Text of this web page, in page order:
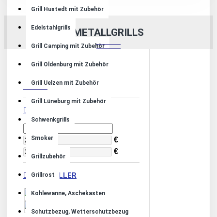
Grill Hustedt mit Zubehör
Edelstahlgrills
Grill Camping mit Zubehör
Grill Oldenburg mit Zubehör
Grill Uelzen mit Zubehör
Grill Lüneburg mit Zubehör
Schwenkgrills
Smoker
Grillzubehör
Grillrost
Kohlewanne, Aschekasten
Schutzbezug, Wetterschutzbezug
METALLGRILLS
FILTER Löschen
€
€
HERSTELLER
JVA Celle